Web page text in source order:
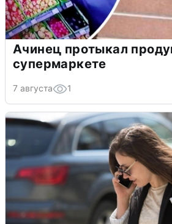
Ачинец протыкал
супермаркете
7 августа 1